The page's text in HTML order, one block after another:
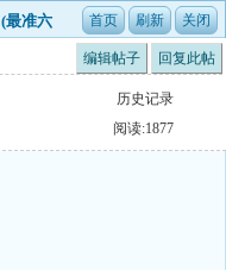
准六
编辑帖子 回复此帖
历史记录
阅读:1877